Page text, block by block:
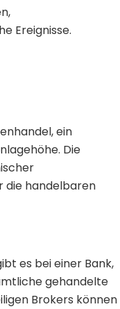
Ereignisse.
ein
Die
die handelbaren
es bei einer Bank,
gehandelte
Brokers können